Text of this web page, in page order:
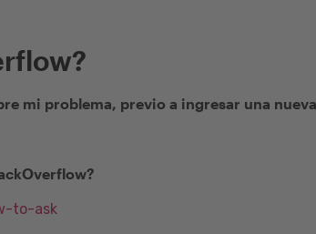
mi problema, previo a ingresar una
to-ask